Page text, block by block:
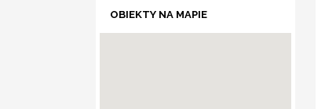
OBIEKTY NA MAPIE